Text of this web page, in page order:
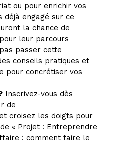
ou pour enrichir vos
déjà engagé sur ce
la chance de
leur parcours
passer cette
conseils pratiques et
pour concrétiser vos
Inscrivez-vous dès
de
et croisez les doigts pour
« Projet : Entreprendre
: comment faire le